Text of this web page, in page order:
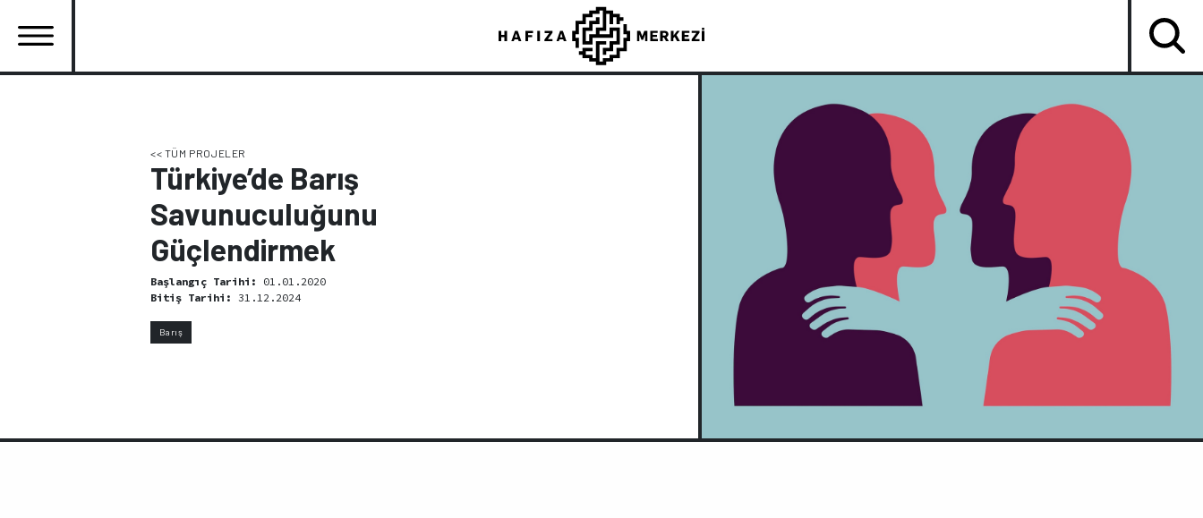
atla
<< TÜM PROJELER
Türkiye’de Barış
Savunuculuğunu
Güçlendirmek
Başlangıç Tarihi:
01.01.2020
Bitiş Tarihi: 31.12.2024
Barış